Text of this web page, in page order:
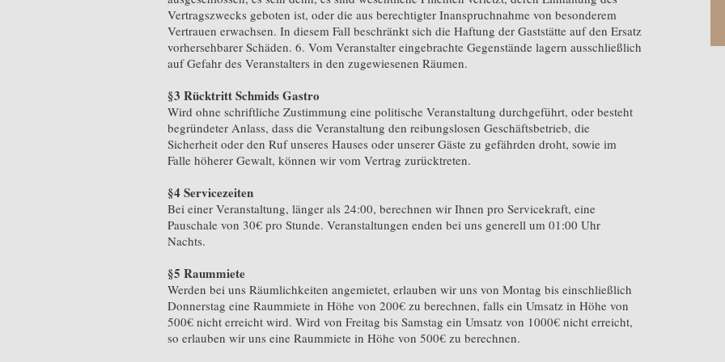
Vertragszwecks geboten ist, oder die aus berechtigter Inanspruchnahme von besonderem
Vertrauen erwachsen. In diesem Fall beschränkt sich die Haftung der Gaststätte auf den Ersatz
vorhersehbarer Schäden. 6. Vom Veranstalter eingebrachte Gegenstände lagern ausschließlich
auf Gefahr des Veranstalters in den zugewiesenen Räumen.
§3 Rücktritt Schmids Gastro
Wird ohne schriftliche Zustimmung eine politische Veranstaltung durchgeführt, oder besteht
begründeter Anlass, dass die Veranstaltung den reibungslosen Geschäftsbetrieb, die
Sicherheit oder den Ruf unseres Hauses oder unserer Gäste zu gefährden droht, sowie im
Falle höherer Gewalt, können wir vom Vertrag zurücktreten.
§4 Servicezeiten
Bei einer Veranstaltung, länger als 24:00, berechnen wir Ihnen pro Servicekraft, eine
Pauschale von 30€ pro Stunde. Veranstaltungen enden bei uns generell um 01:00 Uhr
Nachts.
§5 Raummiete
Werden bei uns Räumlichkeiten angemietet, erlauben wir uns von Montag bis einschließlich
Donnerstag eine Raummiete in Höhe von 200€ zu berechnen, falls ein Umsatz in Höhe von
500€ nicht erreicht wird. Wird von Freitag bis Samstag ein Umsatz von 1000€ nicht erreicht,
so erlauben wir uns eine Raummiete in Höhe von 500€ zu berechnen.